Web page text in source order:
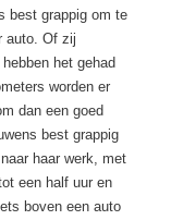
best grappig om te
auto. Of zij
het gehad
worden er
dan een goed
best grappig
haar werk, met
een half uur en
boven een auto